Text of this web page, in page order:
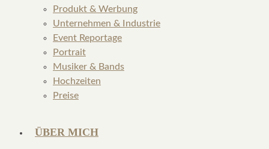
Produkt & Werbung
Unternehmen & Industrie
Event Reportage
Portrait
Musiker & Bands
Hochzeiten
Preise
ÜBER MICH